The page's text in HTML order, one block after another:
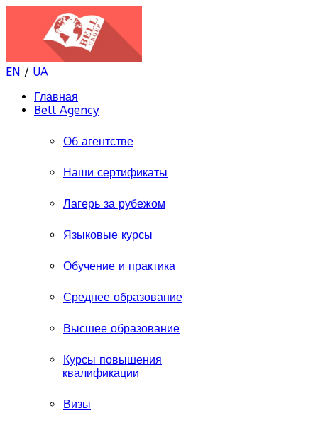
EN / UA
Главная
Bell Agency
Об агентстве
Наши сертификаты
Лагерь за рубежом
Языковые курсы
Обучение и практика
Среднее образование
Высшее образование
Курсы повышения
квалификации
Визы